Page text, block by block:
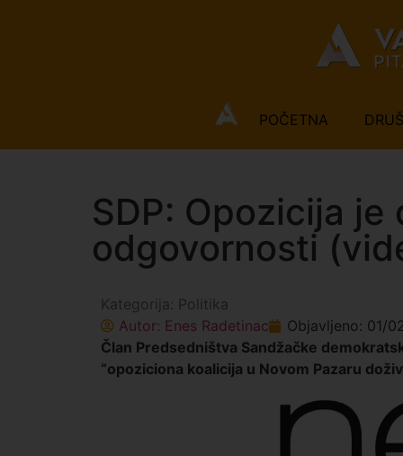
POČETNA
SDP: Opozicija
odgovornosti
Kategorija: Politika
Autor: Enes Radetinac Objavljeno: 01/
Član Predsedništva Sandžačke
“opoziciona koalicija u Novom Pazaru